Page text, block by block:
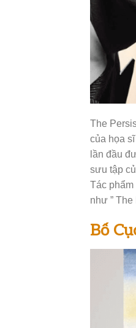
The
của họa
lần đầu
sưu tập
Tác
như ” The
Bố